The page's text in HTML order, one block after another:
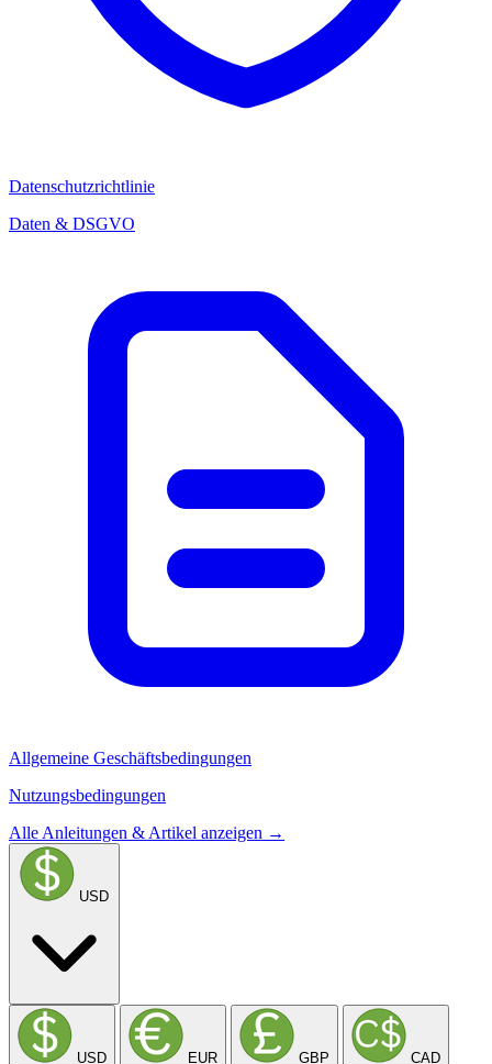
Datenschutzrichtlinie
Daten & DSGVO
Allgemeine Geschäftsbedingungen
Nutzungsbedingungen
Alle Anleitungen & Artikel anzeigen →
USD
USD EUR GBP CAD